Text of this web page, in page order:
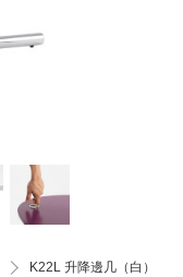
K22L 升降邊几（白）